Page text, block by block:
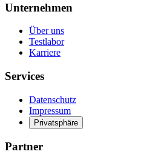
Unternehmen
Über uns
Testlabor
Karriere
Services
Datenschutz
Impressum
Privatsphäre
Partner